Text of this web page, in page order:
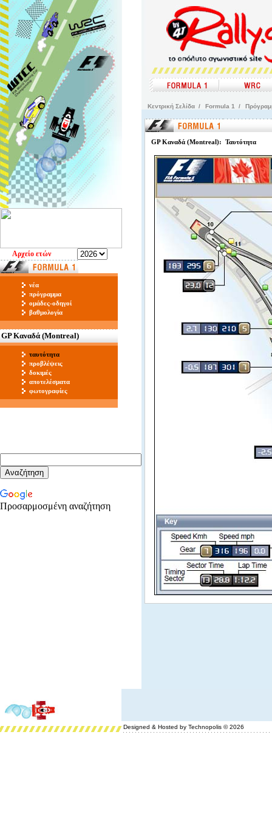
Aρχείο ετών
νέα
πρόγραμμα
ομάδες-οδηγοί
βαθμολογία
GP Καναδά (Montreal)
ταυτότητα
προβλέψεις
δοκιμές
αποτελέσματα
φωτογραφίες
Προσαρμοσμένη αναζήτηση
Kεντρική Σελίδα / Formula 1 /
GP Καναδά (Montreal): Ταυτότητα
Designed & Hosted by Technopolis © 2026